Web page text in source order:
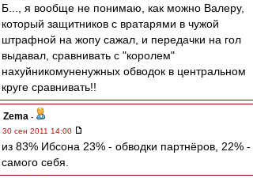
Б..., я вообще не понимаю, как можно Валеру,
который защитников с вратарями в чужой
штрафной на жопу сажал, и передачки на гол
выдавал, сравнивать с "королем"
нахуйникомуненужных обводок в центральном
круге сравнивать!!
Zema -
30 сен 2011 14:00
из 83% Ибсона 23% - обводки партнёров, 22% -
самого себя.